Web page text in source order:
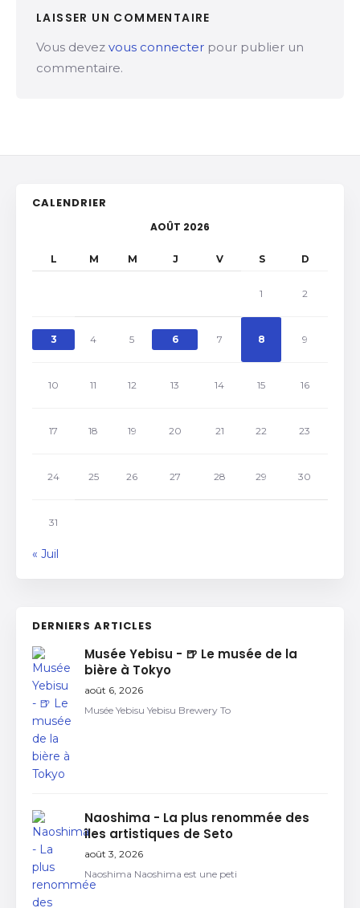
LAISSER UN COMMENTAIRE
Vous devez vous connecter pour publier un
commentaire.
CALENDRIER
AOÛT 2026
L M M J V S D
1 2
3 4 5 6 7 8 9
10 11 12 13 14 15 16
17 18 19 20 21 22 23
24 25 26 27 28 29 30
31
« Juil
DERNIERS ARTICLES
Musée Yebisu - 🍺 Le musée de la
bière à Tokyo
août 6, 2026
Musée Yebisu Yebisu Brewery To
Naoshima - La plus renommée des
îles artistiques de Seto
août 3, 2026
Naoshima Naoshima est une peti